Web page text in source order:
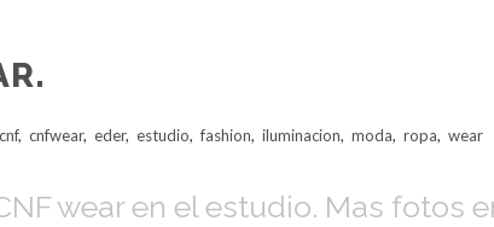
cnf, cnfwear, eder, estudio, fashion, iluminacion, moda, ropa, wear
wear en el estudio. Mas fotos